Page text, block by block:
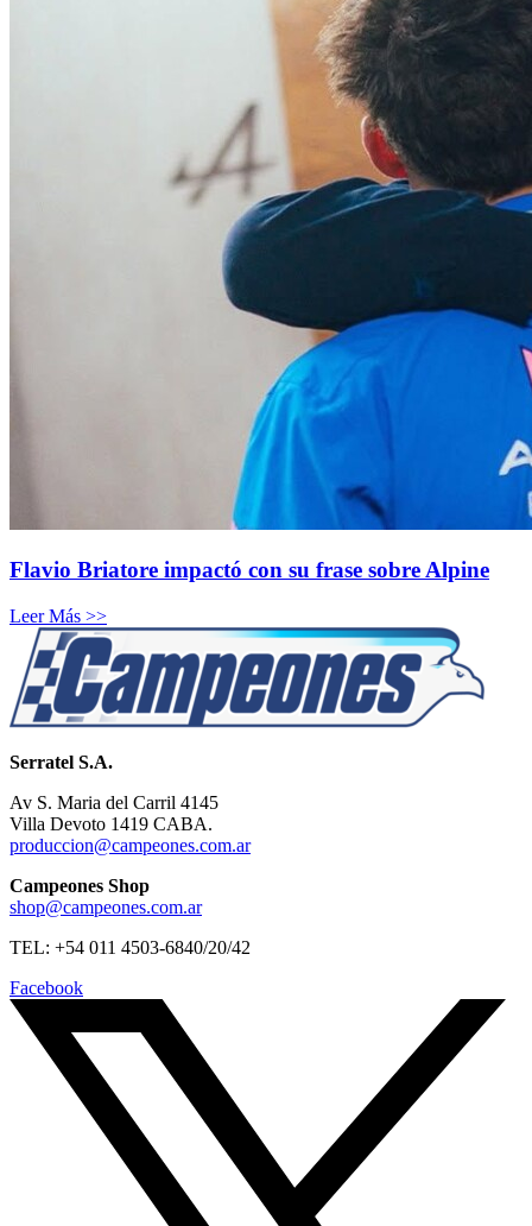
Flavio Briatore impactó con su frase sobre Alpine
Leer Más >>
Serratel S.A.
Av S. Maria del Carril 4145
Villa Devoto 1419 CABA.
produccion@campeones.com.ar
Campeones Shop
shop@campeones.com.ar
TEL: +54 011 4503-6840/20/42
Facebook